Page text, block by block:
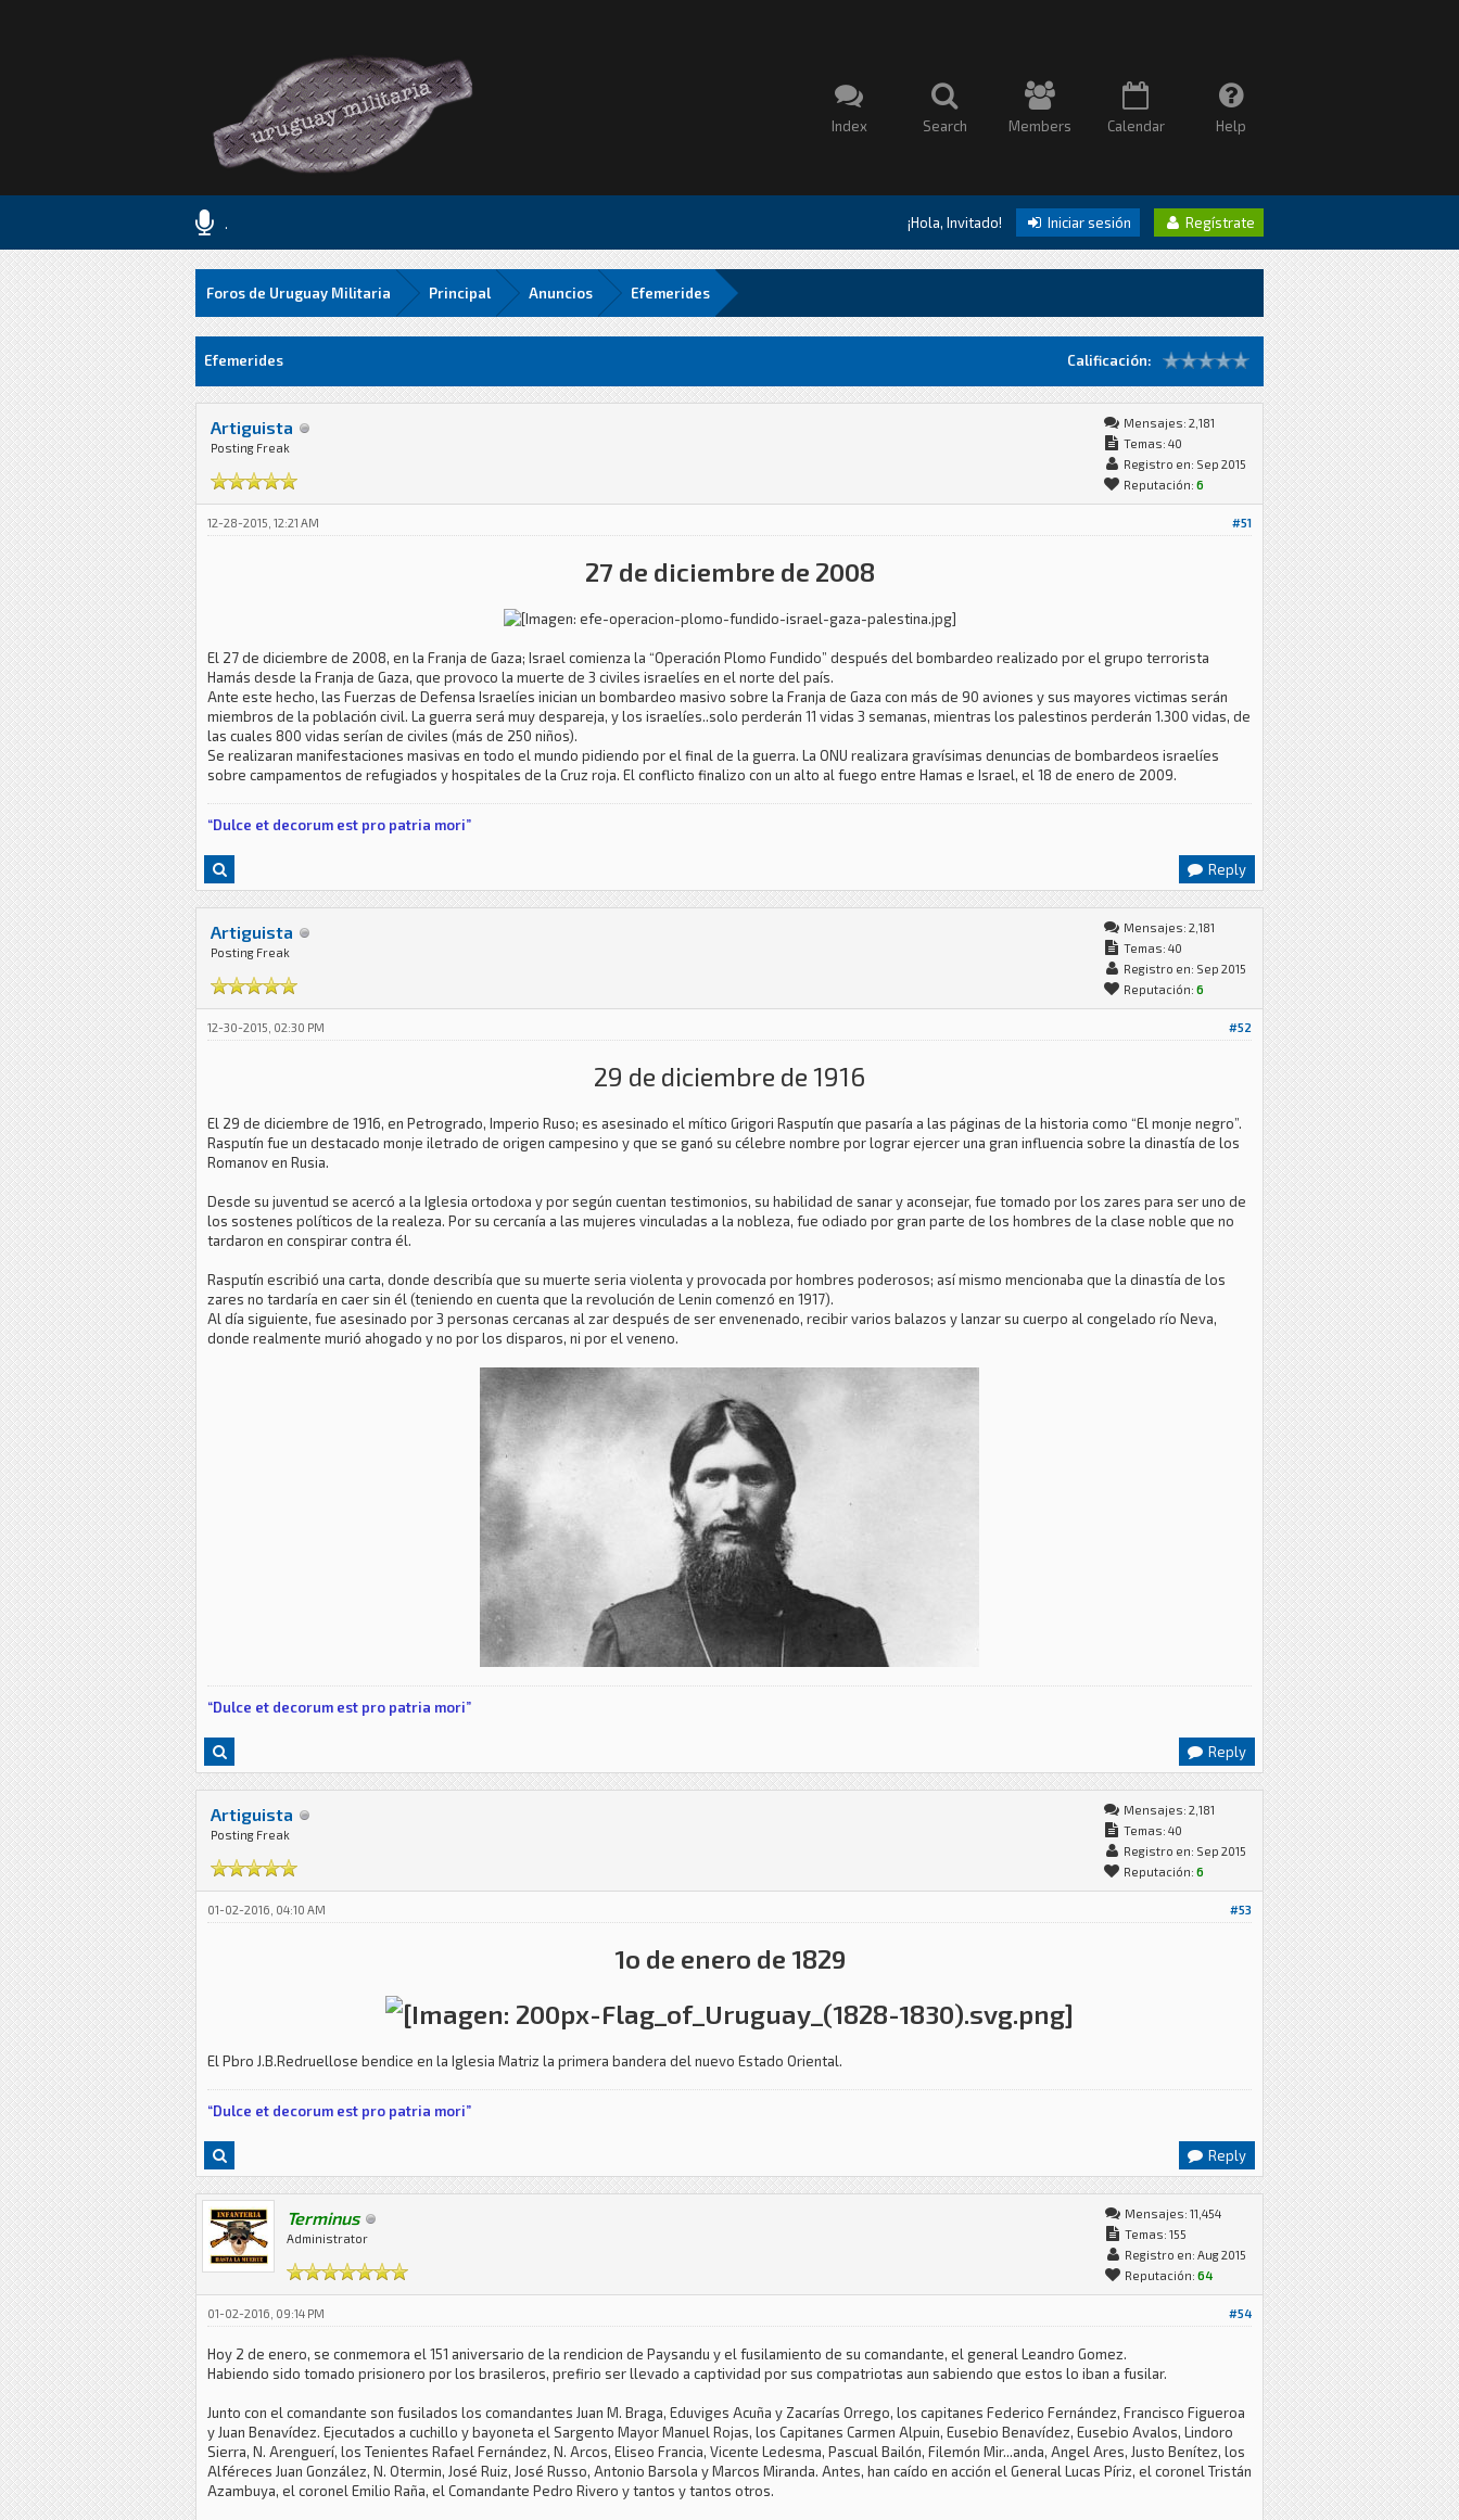
Index Search Members Calendar Help
. ¡Hola, Invitado! Iniciar sesión Regístrate
Foros de Uruguay Militaria Principal Anuncios Efemerides
Calificación:
0 voto(s) - 0 Media
1
2
3
4
5 Efemerides
Artiguista
Posting Freak
Mensajes: 2,181
Temas: 40
Registro en: Sep 2015
Reputación: 6
#51
12-28-2015, 12:21 AM
27 de diciembre de 2008
El 27 de diciembre de 2008, en la Franja de Gaza; Israel comienza la “Operación Plomo Fundido” después del bombardeo realizado por el grupo terrorista
Hamás desde la Franja de Gaza, que provoco la muerte de 3 civiles israelíes en el norte del país.
Ante este hecho, las Fuerzas de Defensa Israelíes inician un bombardeo masivo sobre la Franja de Gaza con más de 90 aviones y sus mayores victimas serán
miembros de la población civil. La guerra será muy despareja, y los israelíes..solo perderán 11 vidas 3 semanas, mientras los palestinos perderán 1.300 vidas, de
las cuales 800 vidas serían de civiles (más de 250 niños).
Se realizaran manifestaciones masivas en todo el mundo pidiendo por el final de la guerra. La ONU realizara gravísimas denuncias de bombardeos israelíes
sobre campamentos de refugiados y hospitales de la Cruz roja. El conflicto finalizo con un alto al fuego entre Hamas e Israel, el 18 de enero de 2009.
“Dulce et decorum est pro patria mori”
Reply
Artiguista
Posting Freak
Mensajes: 2,181
Temas: 40
Registro en: Sep 2015
Reputación: 6
#52
12-30-2015, 02:30 PM
29 de diciembre de 1916
El 29 de diciembre de 1916, en Petrogrado, Imperio Ruso; es asesinado el mítico Grigori Rasputín que pasaría a las páginas de la historia como “El monje negro”.
Rasputín fue un destacado monje iletrado de origen campesino y que se ganó su célebre nombre por lograr ejercer una gran influencia sobre la dinastía de los
Romanov en Rusia.
Desde su juventud se acercó a la Iglesia ortodoxa y por según cuentan testimonios, su habilidad de sanar y aconsejar, fue tomado por los zares para ser uno de
los sostenes políticos de la realeza. Por su cercanía a las mujeres vinculadas a la nobleza, fue odiado por gran parte de los hombres de la clase noble que no
tardaron en conspirar contra él.
Rasputín escribió una carta, donde describía que su muerte seria violenta y provocada por hombres poderosos; así mismo mencionaba que la dinastía de los
zares no tardaría en caer sin él (teniendo en cuenta que la revolución de Lenin comenzó en 1917).
Al día siguiente, fue asesinado por 3 personas cercanas al zar después de ser envenenado, recibir varios balazos y lanzar su cuerpo al congelado río Neva,
donde realmente murió ahogado y no por los disparos, ni por el veneno.
“Dulce et decorum est pro patria mori”
Reply
Artiguista
Posting Freak
Mensajes: 2,181
Temas: 40
Registro en: Sep 2015
Reputación: 6
#53
01-02-2016, 04:10 AM
1o de enero de 1829
El Pbro J.B.Redruellose bendice en la Iglesia Matriz la primera bandera del nuevo Estado Oriental.
“Dulce et decorum est pro patria mori”
Reply
Terminus
Administrator
Mensajes: 11,454
Temas: 155
Registro en: Aug 2015
Reputación: 64
#54
01-02-2016, 09:14 PM
Hoy 2 de enero, se conmemora el 151 aniversario de la rendicion de Paysandu y el fusilamiento de su comandante, el general Leandro Gomez.
Habiendo sido tomado prisionero por los brasileros, prefirio ser llevado a captividad por sus compatriotas aun sabiendo que estos lo iban a fusilar.
Junto con el comandante son fusilados los comandantes Juan M. Braga, Eduviges Acuña y Zacarías Orrego, los capitanes Federico Fernández, Francisco Figueroa
y Juan Benavídez. Ejecutados a cuchillo y bayoneta el Sargento Mayor Manuel Rojas, los Capitanes Carmen Alpuin, Eusebio Benavídez, Eusebio Avalos, Lindoro
Sierra, N. Arenguerí, los Tenientes Rafael Fernández, N. Arcos, Eliseo Francia, Vicente Ledesma, Pascual Bailón, Filemón Mir...anda, Angel Ares, Justo Benítez, los
Alféreces Juan González, N. Otermin, José Ruiz, José Russo, Antonio Barsola y Marcos Miranda. Antes, han caído en acción el General Lucas Píriz, el coronel Tristán
Azambuya, el coronel Emilio Raña, el Comandante Pedro Rivero y tantos y tantos otros.